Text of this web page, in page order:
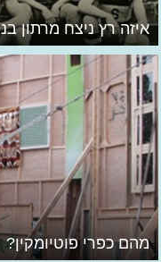
איזה רץ ניצח מרתון
מהם כפרי פוטיומקין?